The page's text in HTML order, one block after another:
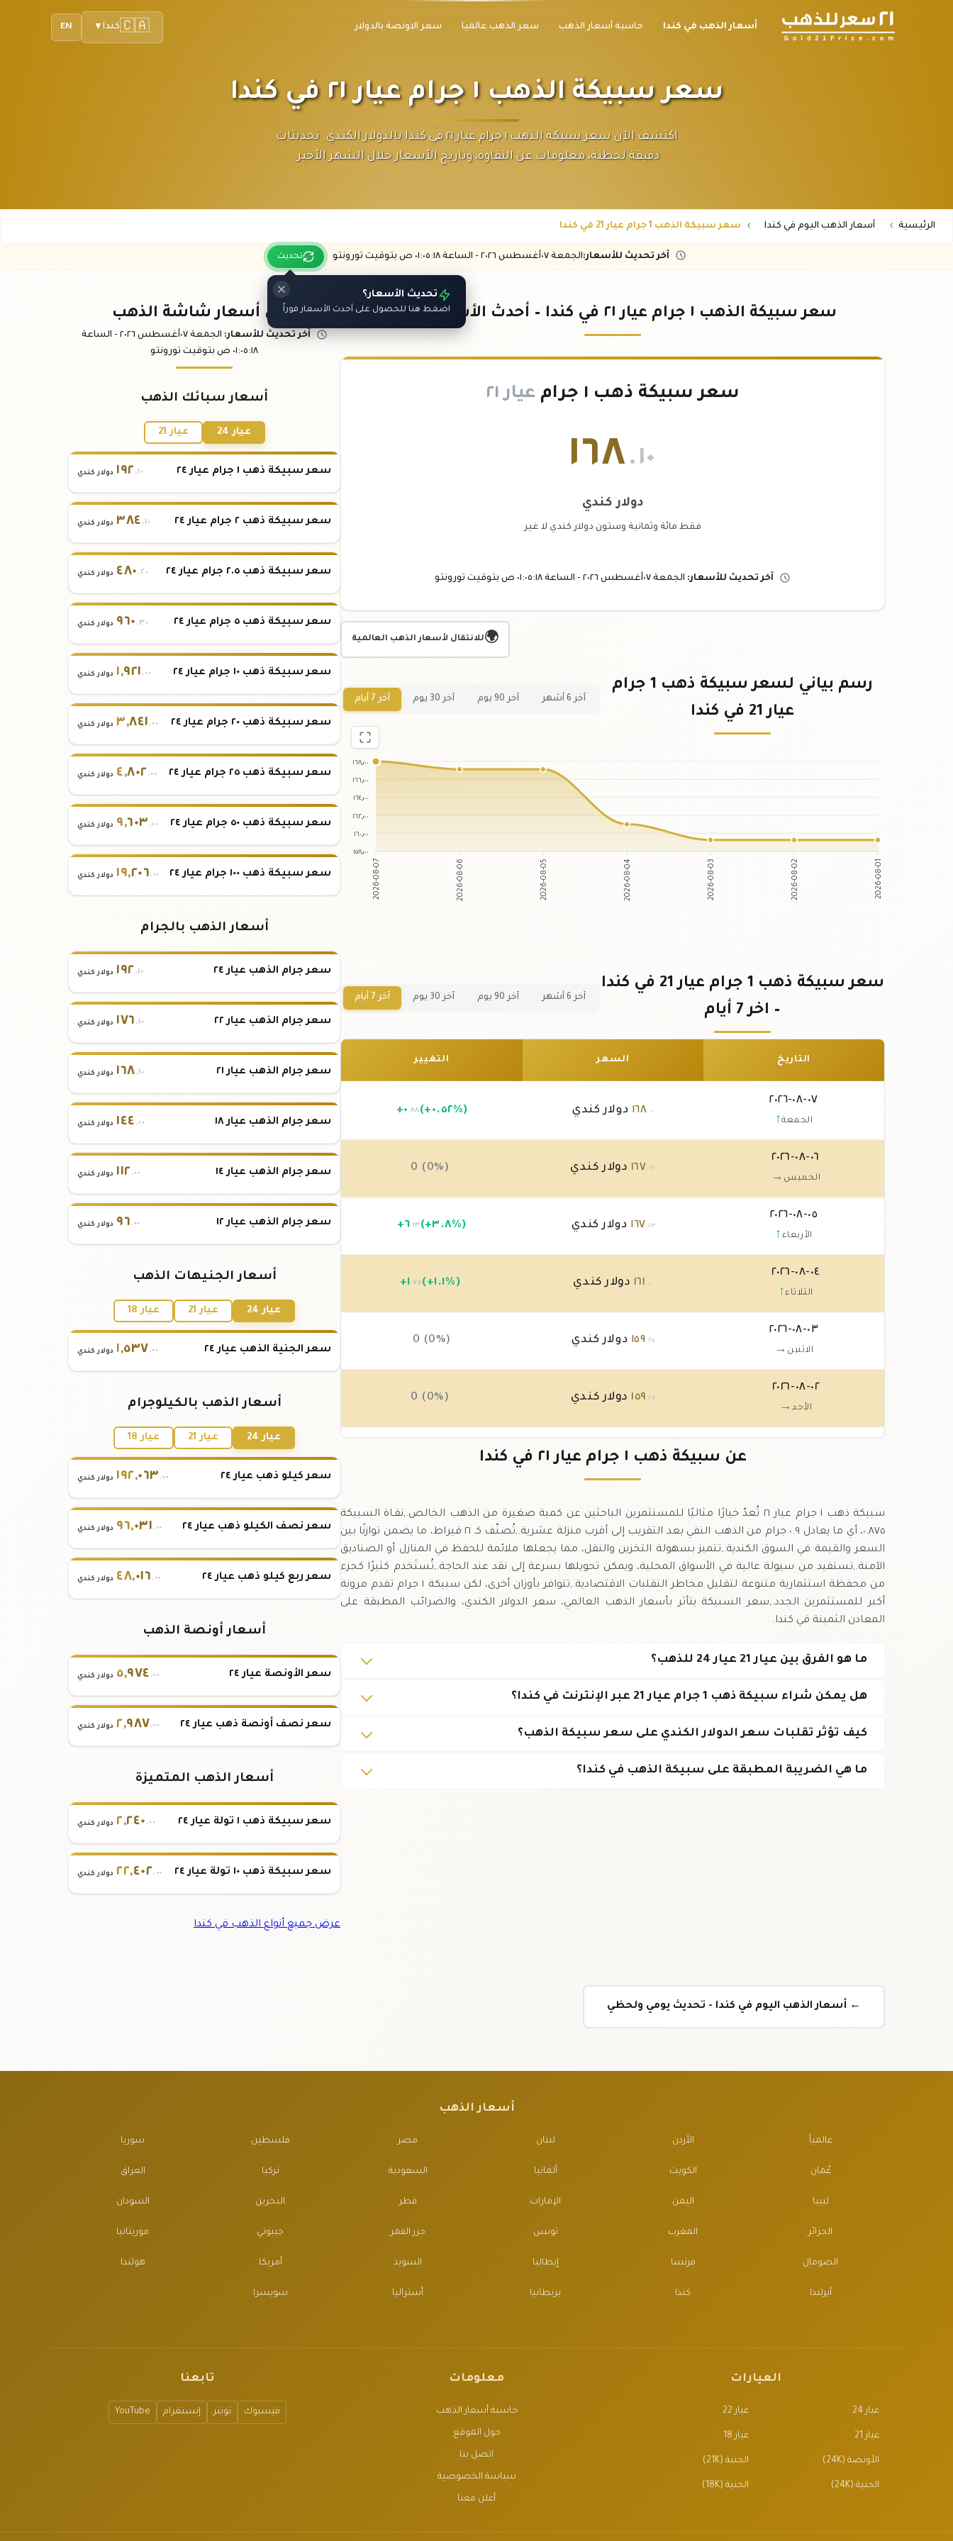
أسعار الذهب في كندا حاسبة أسعار الذهب سعر الذهب عالميا سعر الاونصة بالدولار EN 🇨🇦كندا ▼
سعر سبيكة الذهب ١ جرام عيار ٢١ في كندا
اكتشف الآن سعر سبيكة الذهب ١ جرام عيار ٢١ في كندا بالدولار الكندي. تحديثات
دقيقة لحظية، معلومات عن النقاوة، وتاريخ الأسعار خلال الشهر الأخير.
الرئيسية أسعار الذهب اليوم في كندا سعر سبيكة الذهب 1 جرام عيار 21 في كندا
آخر تحديث للأسعار:الجمعة ٠٧ أغسطس ٢٠٢٦ - الساعة ٠١:٠٥:١٨ ص بتوقيت تورونتو تحديث
تحديث الأسعار؟
اضغط هنا للحصول على أحدث الأسعار فوراً سعر سبيكة الذهب ١ جرام عيار ٢١ في كندا – أحدث الأسعار اليوم
سعر سبيكة ذهب ١ جرام عيار ٢١
١٦٨ .١٠
دولار كندي
فقط مائة وثمانية وستون دولار كندي لا غير
آخر تحديث للأسعار: الجمعة ٠٧ أغسطس ٢٠٢٦ - الساعة :١٨ ص بتوقيت تورونتو
🌍للانتقال لأسعار الذهب العالمية
رسم بياني لسعر سبيكة ذهب 1 جرام
عيار 21 في كندا
آخر 6 أشهر آخر 90 يوم آخر 30 يوم آخر 7 أيام
١٦٨٫٠٠
١٦٦٫٠٠
١٦٤٫٠٠
١٦٢٫٠٠
١٦٠٫٠٠
١٥٨٫٠٠
2026-08-07 2026-08-06 2026-08-05 2026-08-04 2026-08-03 2026-08-02 2026-08-01
سعر سبيكة ذهب 1 جرام عيار 21 في كندا
– اخر 7 أيام
آخر 6 أشهر آخر 90 يوم آخر 30 يوم آخر 7 أيام
التاريخ السعر التغيير
٠٧-٠٨-٢٠٢٦
الجمعة↑
١٦٨.٠٠ دولار كندي +٠ .٨٨ (+٠.٥٢%)
٠٦-٠٨-٢٠٢٦
الخميس →
١٦٧.١٣ دولار كندي 0 (0%)
٠٥-٠٨-٢٠٢٦
الأربعاء ↑
١٦٧ .١٣ دولار كندي +٦ .١٣ (+٣.٨%)
٠٤-٠٨-٢٠٢٦
الثلاثاء↑
١٦١.٠٠ دولار كندي +١ .٧٥ (+١.١%)
٠٣-٠٨-٢٠٢٦
الاثنين →
١٥٩.٢٥ دولار كندي 0 (0%)
٠٢-٠٨-٢٠٢٦
الأحد→
١٥٩.٢٥ دولار كندي 0 (0%)
١٥٩.٢٥ دولار كندي عن سبيكة ذهب ١ جرام عيار ٢١ في كندا
سبيكة ذهب ١ جرام عيار ٢١ تُعدّ خيارًا مثاليًا للمستثمرين الباحثين عن كمية صغيرة من الذهب الخالص.,نقـاة السبيكة
٠.٨٧٥، أي ما يعادل ٠.٩ جرام من الذهب النقي بعد التقريب إلى أقرب منزلة عشرية.,تُصنّف كـ ٢١ قيراط، ما يضمن توازنًا بين
السعر والقيمة في السوق الكندية.,تتميز بسهولة التخزين والنقل، مما يجعلها ملائمة للحفظ في المنازل أو الصناديق
الآمنة.,تستفيد من سيولة عالية في الأسواق المحلية، ويمكن تحويلها بسرعة إلى نقد عند الحاجة.,تُستَخدم كثيرًا كجزء
من محفظة استثمارية متنوعة لتقليل مخاطر التقلبات الاقتصادية.,تتوافر بأوزان أخرى، لكن سبيكة ١ جرام تقدم مرونة
أكبر للمستثمرين الجدد.,سعر السبيكة يتأثر بأسعار الذهب العالمي، سعر الدولار الكندي، والضرائب المطبقة على
المعادن الثمينة في كندا.
ما هو الفرق بين عيار 21 عيار 24 للذهب؟
هل يمكن شراء سبيكة ذهب 1 جرام عيار 21 عبر الإنترنت في كندا؟
كيف تؤثر تقلبات سعر الدولار الكندي على سعر سبيكة الذهب؟
ما هي الضريبة المطبقة على سبيكة الذهب في كندا؟
باقي أسعار شاشة الذهب
آخر تحديث للأسعار: الجمعة ٠٧ أغسطس ٢٠٢٦ -
الساعة
٠١:٠٥:١٨ ص بتوقيت تورونتو
أسعار سبائك الذهب
عيار 24 عيار 21
سعر سبيكة ذهب ١ جرام عيار ٢٤ ١٩٢ .١٠ دولار كندي
سعر سبيكة ذهب ٢ جرام عيار ٢٤ ٣٨٤ .١٠ دولار كندي
سعر سبيكة ذهب ٢.٥ جرام عيار ٢٤ ٤٨٠ .٢٠ دولار كندي
سعر سبيكة ذهب ٥ جرام عيار ٢٤ ٩٦٠ .٣٠ دولار كندي
سعر سبيكة ذهب ١٠ جرام عيار ٢٤ ١,٩٢١ .٠٠ دولار كندي
سعر سبيكة ذهب ٢٠ جرام عيار ٢٤ ٣,٨٤١ .٠٠ دولار كندي
سعر سبيكة ذهب ٢٥ جرام عيار ٢٤ ٤,٨٠٢ .٠٠ دولار كندي
سعر سبيكة ذهب ٥٠ جرام عيار ٢٤ ٩,٦٠٣ .٠٠ دولار كندي
سعر سبيكة ذهب ١٠٠ جرام عيار ٢٤ ١٩,٢٠٦.٠٠ دولار كندي
أسعار الذهب بالجرام
سعر جرام الذهب عيار ٢٤ ١٩٢ .١٠ دولار كندي
سعر جرام الذهب عيار ٢٢ ١٧٦ .١٠ دولار كندي
سعر جرام الذهب عيار ٢١ ١٦٨.١٠ دولار كندي
سعر جرام الذهب عيار ١٨ ١٤٤ .٠٠ دولار كندي
سعر جرام الذهب عيار ١٤ ١١٢ .٠٠ دولار كندي
سعر جرام الذهب عيار ١٢ ٩٦.٠٠ دولار كندي
أسعار الجنيهات الذهب
عيار 24 عيار 21 عيار 18
سعر الجنية الذهب عيار ٢٤ ١,٥٣٧ .٠٠ دولار كندي
أسعار الذهب بالكيلوجرام
عيار 24 عيار 21 عيار 18
سعر كيلو ذهب عيار ٢٤ ١٩٢,٠٦٣ .٠٠ دولار كندي
سعر نصف الكيلو ذهب عيار ٢٤ ٩٦,٠٣١.٠٠ دولار كندي
سعر ربع كيلو ذهب عيار ٢٤ ٤٨,٠١٦.٠٠ دولار كندي
أسعار أونصة الذهب
سعر الأونصة عيار ٢٤ ٥,٩٧٤ .٠٠ دولار كندي
سعر نصف أونصة ذهب عيار ٢٤ ٢,٩٨٧ .٠٠ دولار كندي
أسعار الذهب المتميزة
سعر سبيكة ذهب ١ تولة عيار ٢٤ ٢,٢٤٠ .٠٠ دولار كندي
سعر سبيكة ذهب ١٠ تولة عيار ٢٤ ٢٢,٤٠٢.٠٠ دولار كندي
عرض جميع أنواع الذهب في كندا
← أسعار الذهب اليوم في كندا - تحديث يومي ولحظي
أسعار الذهب
عالمياً الأردن لبنان مصر فلسطين سوريا
عُمان الكويت ألمانيا السعودية تركيا العراق
ليبيا اليمن الإمارات قطر البحرين السودان
الجزائر المغرب تونس جزر القمر جيبوتي موريتانيا
الصومال فرنسا إيطاليا السويد أمريكا هولندا
أيرلندا كندا بريطانيا أستراليا سويسرا
العيارات
عيار 24 عيار 22
عيار 21 عيار 18
الأونصة (24K) الجنية (21K)
الجنية (24K) الجنية (18K)
معلومات
حاسبة أسعار الذهب
حول الموقع
اتصل بنا
سياسة الخصوصية
أعلن معنا
تابعنا
فيسبوك تويتر إنستغرام YouTube